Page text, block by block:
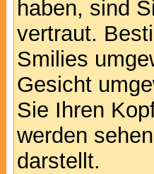
haben, sind
vertraut.
Smilies
Gesicht
Sie Ihren
werden
darstellt.